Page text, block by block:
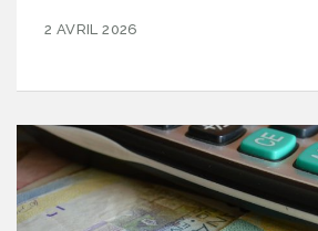
2 AVRIL 2026